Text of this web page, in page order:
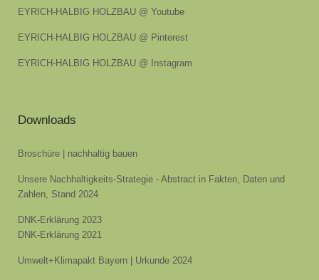
EYRICH-HALBIG HOLZBAU @ Youtube
EYRICH-HALBIG HOLZBAU @ Pinterest
EYRICH-HALBIG HOLZBAU @ Instagram
Downloads
Broschüre | nachhaltig bauen
Unsere Nachhaltigkeits-Strategie - Abstract in Fakten, Daten und
Zahlen, Stand 2024
DNK-Erklärung 2023
DNK-Erklärung 2021
Umwelt+Klimapakt Bayern | Urkunde 2024